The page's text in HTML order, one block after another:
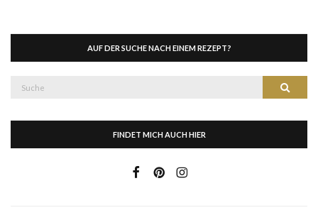
AUF DER SUCHE NACH EINEM REZEPT?
Suche
FINDET MICH AUCH HIER